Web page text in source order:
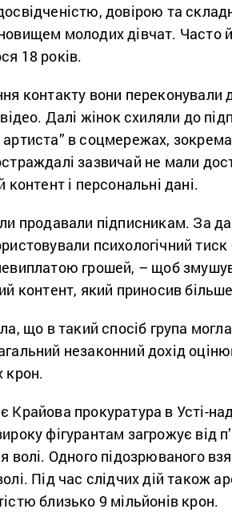
довірою та
молодих дівчат. Часто
18 років.
контакту вони переконували
Далі жінок схиляли до
в соцмережах,
зазвичай не мали
контент і персональні дані.
продавали підписникам. За
психологічний
грошей, – щоб
контент, який приносив
що в такий спосіб група
незаконний дохід
крон.
Крайова прокуратура в Усті-
фігурантам загрожує від
волі. Одного підозрюваного
Під час слідчих дій також
близько 9 мільйонів крон.